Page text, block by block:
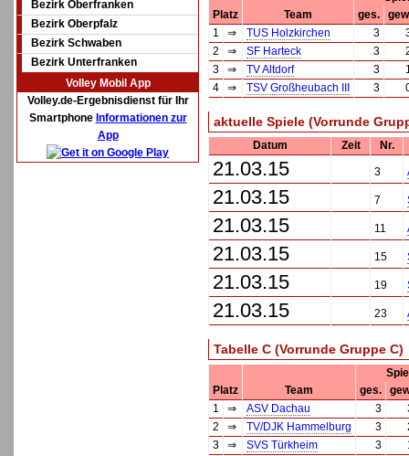
Bezirk Oberfranken
Bezirk Oberpfalz
Bezirk Schwaben
Bezirk Unterfranken
Volley Mobil App
Volley.de-Ergebnisdienst für Ihr
Smartphone Informationen zur
App
Platz
Team ges.
1
⇒ TUS Holzkirchen 3
2
⇒ SF Harteck 3
3
⇒ TV Altdorf 3
4
⇒ TSV Großheubach III 3
aktuelle Spiele (Vorrunde
Datum Zeit Nr.
21.03.15 3
21.03.15 7
21.03.15 11
21.03.15 15
21.03.15 19
21.03.15 23
Tabelle C (Vorrunde Gruppe C)
Platz
Team ges.
1
⇒ ASV Dachau 3
2
⇒ TV/DJK Hammelburg 3
3
⇒ SVS Türkheim 3